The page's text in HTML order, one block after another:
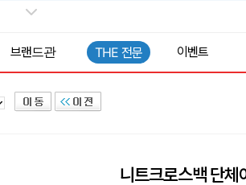
브랜드관 THE 전문 이벤트
니트크로스백 단체